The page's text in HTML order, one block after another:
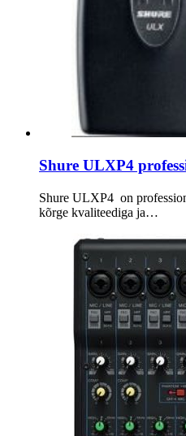
Shure ULXP4
Shure ULXP4 on
kõrge kvaliteediga ja…